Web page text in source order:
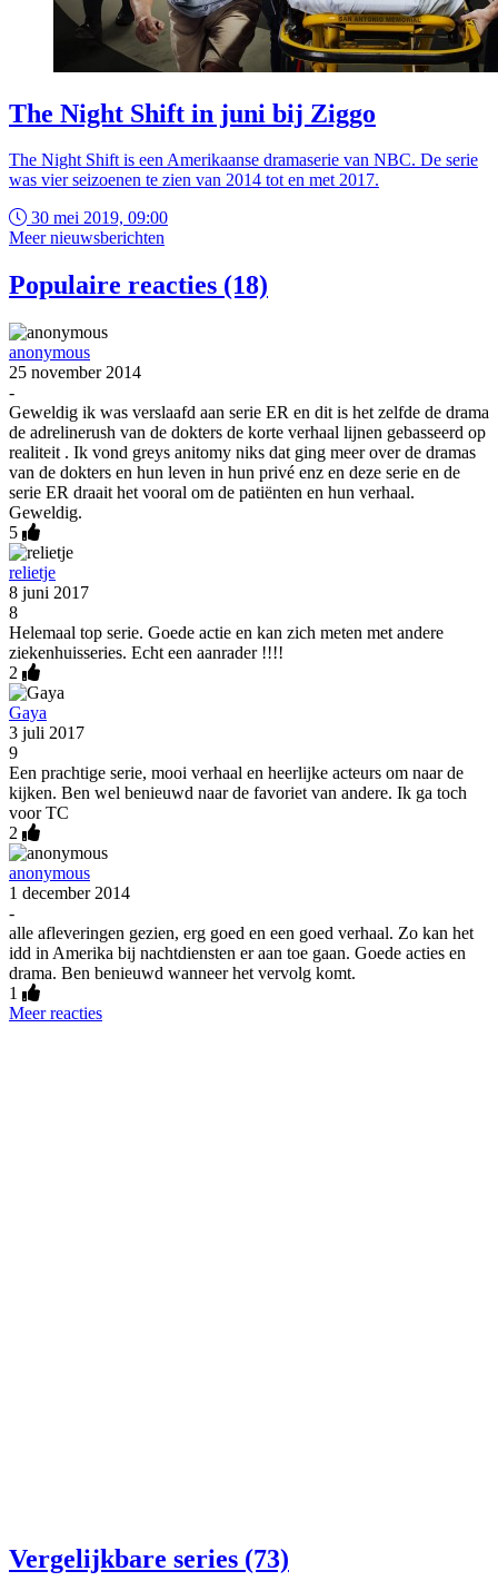
The Night Shift in juni bij Ziggo
The Night Shift is een Amerikaanse dramaserie van NBC. De serie
was vier seizoenen te zien van 2014 tot en met 2017.
30 mei 2019, 09:00
Meer nieuwsberichten
Populaire reacties (18)
anonymous
25 november 2014
-
Geweldig ik was verslaafd aan serie ER en dit is het zelfde de drama
de adrelinerush van de dokters de korte verhaal lijnen gebasseerd op
realiteit . Ik vond greys anitomy niks dat ging meer over de dramas
van de dokters en hun leven in hun privé enz en deze serie en de
serie ER draait het vooral om de patiënten en hun verhaal.
Geweldig.
5
relietje
8 juni 2017
8
Helemaal top serie. Goede actie en kan zich meten met andere
ziekenhuisseries. Echt een aanrader !!!!
2
Gaya
3 juli 2017
9
Een prachtige serie, mooi verhaal en heerlijke acteurs om naar de
kijken. Ben wel benieuwd naar de favoriet van andere. Ik ga toch
voor TC
2
anonymous
1 december 2014
-
alle afleveringen gezien, erg goed en een goed verhaal. Zo kan het
idd in Amerika bij nachtdiensten er aan toe gaan. Goede acties en
drama. Ben benieuwd wanneer het vervolg komt.
1
Meer reacties
Vergelijkbare series (73)